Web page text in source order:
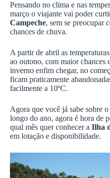
Pensando no clima e nas
março o viajante vai poder
Campeche, sem se preocupar
chances de chuva.
A partir de abril as
ao outono, com maior chances
inverno enfim chegar, no
ficam praticamente
facilmente a 10ºC.
Agora que você já sabe sobre
longo do ano, agora é hora de
qual mês quer conhecer a Ilha
em lotação e disponibilidade.